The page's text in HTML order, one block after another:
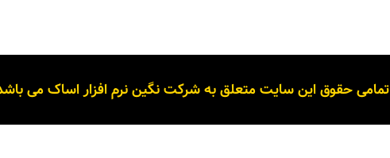
تمامی حقوق این سایت متعلق به شرکت نگین نرم افزار اساک می